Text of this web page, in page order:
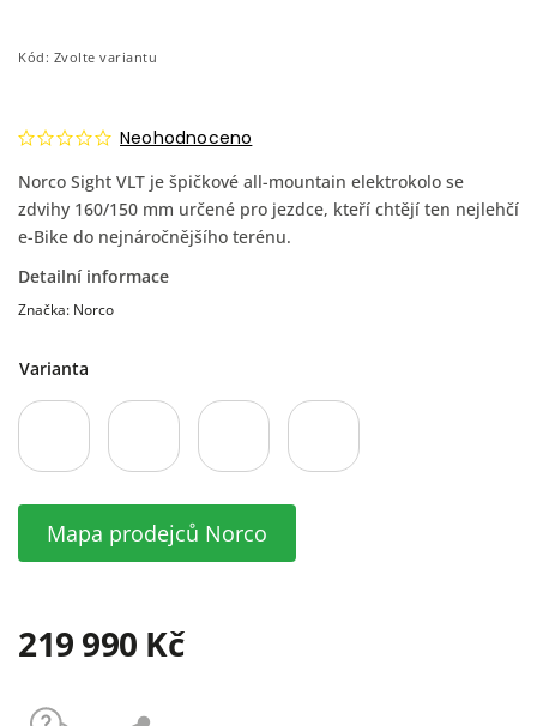
Kód: Zvolte variantu
Neohodnoceno
Norco Sight VLT je špičkové all-mountain elektrokolo se
zdvihy 160/150 mm určené pro jezdce, kteří chtějí ten nejlehčí
e-Bike do nejnáročnějšího terénu.
Detailní informace
Značka: Norco
Varianta
Mapa prodejců Norco
219 990 Kč